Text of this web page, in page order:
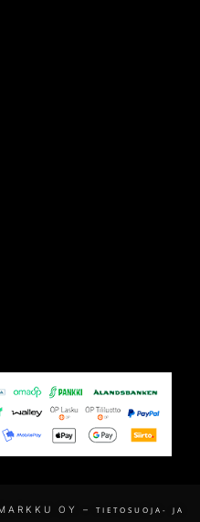
OY – TIETOSUOJA- JA